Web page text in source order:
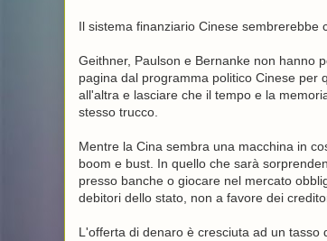
Il sistema finanziario Cinese sembrerebbe
Geithner, Paulson e Bernanke non hanno
pagina dal programma politico Cinese
all'altra e lasciare che il tempo e la
stesso trucco.
Mentre la Cina sembra una macchina in
boom e bust. In quello che sarà
presso banche o giocare nel mercato
debitori dello stato, non a favore dei
L'offerta di denaro è cresciuta ad un tasso